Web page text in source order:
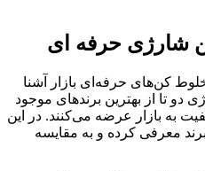
شارژی حرفه ای
کن‌های حرفه‌ای بازار آشنا
دو تا از بهترین برندهای موجود
به بازار عرضه می‌کنند. در این
معرفی کرده و به مقایسه